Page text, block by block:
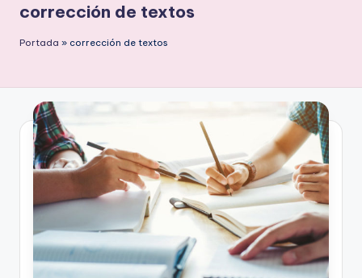
á
ti
a
,
o
o
g
r
corrección de textos
Portada » corrección de textos